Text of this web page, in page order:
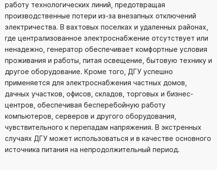
работу технологических линий, предотвращая
производственные потери из-за внезапных отключений
электричества. В вахтовых поселках и удаленных районах,
где централизованное электроснабжение отсутствует или
ненадежно, генератор обеспечивает комфортные условия
проживания и работы, питая освещение, бытовую технику и
другое оборудование. Кроме того, ДГУ успешно
применяется для электроснабжения частных домов,
дачных участков, офисов, складов, торговых и бизнес-
центров, обеспечивая бесперебойную работу
компьютеров, серверов и другого оборудования,
чувствительного к перепадам напряжения. В экстренных
случаях ДГУ может использоваться и в качестве основного
источника питания на непродолжительный период.